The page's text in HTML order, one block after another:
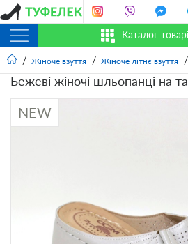
Каталог
Жіноче взуття Жіноче літнє взуття
Бежеві жіночі шльопанці на